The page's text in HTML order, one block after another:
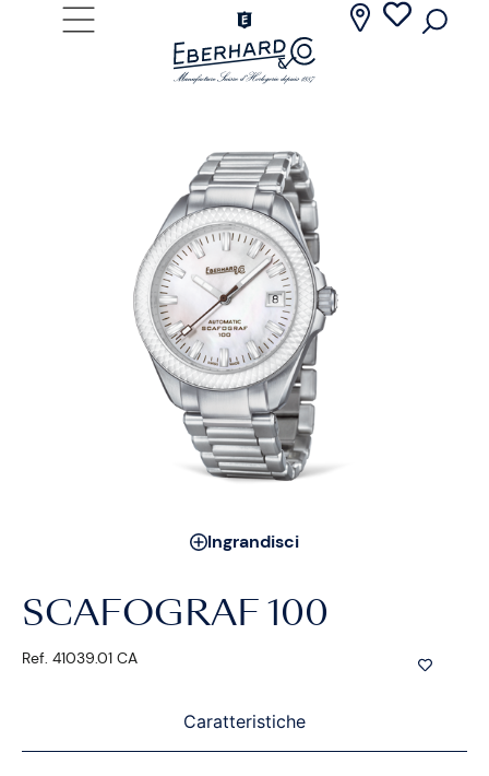
Ingrandisci
SCAFOGRAF 100
Ref. 41039.01 CA
Caratteristiche